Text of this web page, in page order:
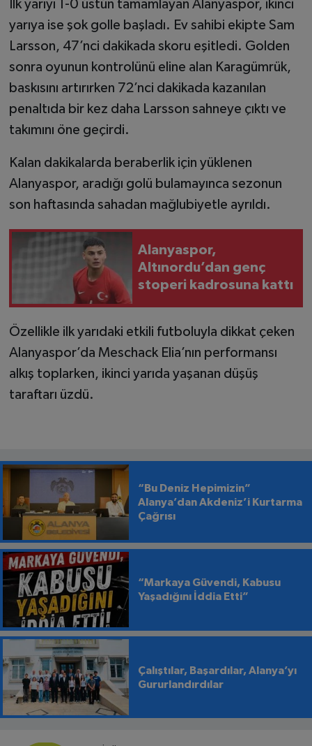
İlk yarıyı 1-0 üstün tamamlayan Alanyaspor, ikinci
yarıya ise şok golle başladı. Ev sahibi ekipte Sam
Larsson, 47’nci dakikada skoru eşitledi. Golden
sonra oyunun kontrolünü eline alan Karagümrük,
baskısını artırırken 72’nci dakikada kazanılan
penaltıda bir kez daha Larsson sahneye çıktı ve
takımını öne geçirdi.
Kalan dakikalarda beraberlik için yüklenen
Alanyaspor, aradığı golü bulamayınca sezonun
son haftasında sahadan mağlubiyetle ayrıldı.
Alanyaspor,
Altınordu’dan genç
stoperi kadrosuna kattı
Özellikle ilk yarıdaki etkili futboluyla dikkat çeken
Alanyaspor’da Meschack Elia’nın performansı
alkış toplarken, ikinci yarıda yaşanan düşüş
taraftarı üzdü.
“Bu Deniz Hepimizin”
Alanya’dan Akdeniz’i Kurtarma
Çağrısı
“Markaya Güvendi, Kabusu
Yaşadığını İddia Etti”
Çalıştılar, Başardılar, Alanya’yı
Gururlandırdılar